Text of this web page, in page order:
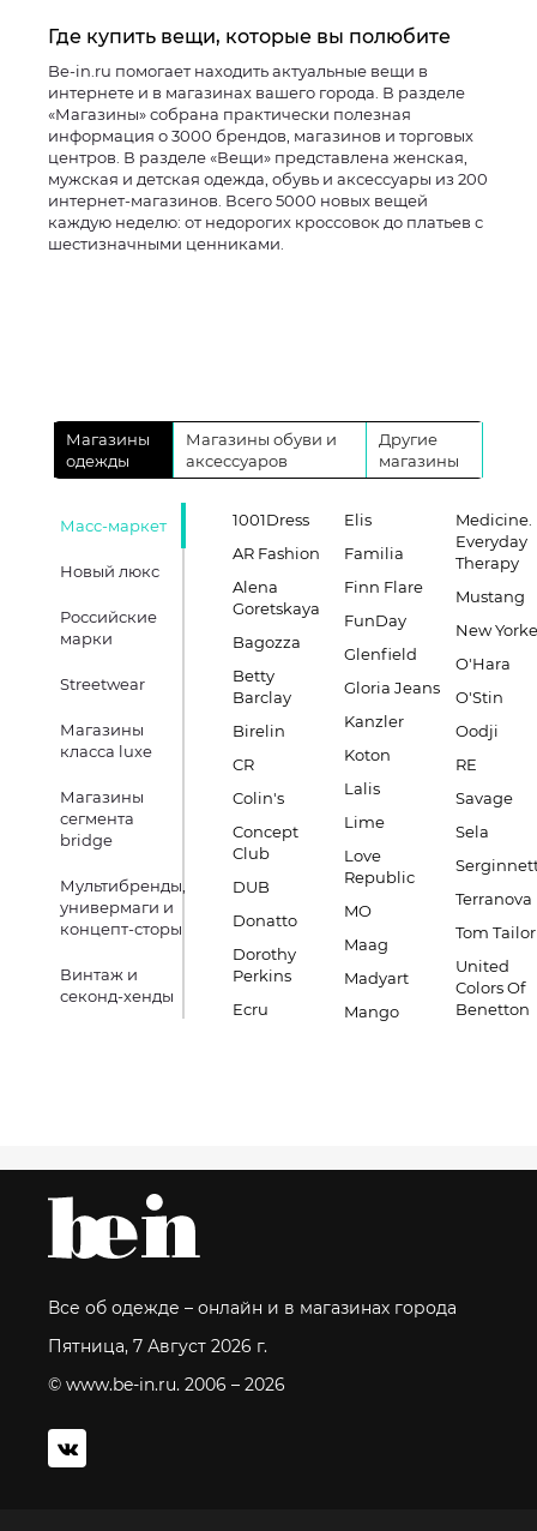
Где купить вещи, которые вы полюбите
Be-in.ru помогает находить актуальные вещи в
интернете и в магазинах вашего города. В разделе
«Магазины» собрана практически полезная
информация о 3000 брендов, магазинов и торговых
центров. В разделе «Вещи» представлена женская,
мужская и детская одежда, обувь и аксессуары из 200
интернет-магазинов. Всего 5000 новых вещей
каждую неделю: от недорогих кроссовок до платьев с
шестизначными ценниками.
Магазины
одежды
Магазины обуви и
аксессуаров
Другие
магазины
Масс-маркет
Новый люкс
Российские
марки
Streetwear
Магазины
класса luxe
Магазины
сегмента
bridge
Мультибренды,
универмаги и
концепт-сторы
Винтаж и
секонд-хенды
1001Dress
AR Fashion
Alena
Goretskaya
Bagozza
Betty
Barclay
Birelin
CR
Colin's
Concept
Club
DUB
Donatto
Dorothy
Perkins
Ecru
Elis
Familia
Finn Flare
FunDay
Glenfield
Gloria Jeans
Kanzler
Koton
Lalis
Lime
Love
Republic
MO
Maag
Madyart
Mango
Medicine.
Everyday
Therapy
Mustang
New
O'Hara
O'Stin
Oodji
RE
Savage
Sela
Terranova
Tom Tailor
United
Colors Of
Benetton
Все об одежде – онлайн и в магазинах города
Пятница, 7 Август 2026 г.
© www.be-in.ru. 2006 – 2026